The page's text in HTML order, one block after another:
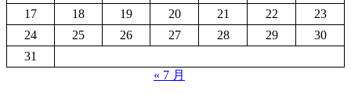
17
18 19 20 21 22
23
24
25 26 27 28 29
30
31
« 7 月